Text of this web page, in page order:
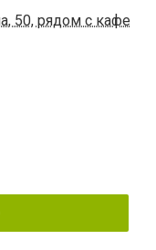
50, рядом с кафе